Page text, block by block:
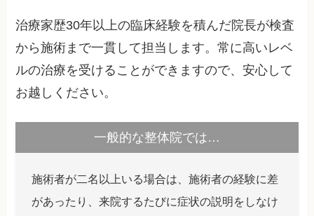
治療家歴30年以上の臨床経験を積んだ院長が検査
から施術まで一貫して担当します。常に高いレベ
ルの治療を受けることができますので、安心して
お越しください。
一般的な整体院では…
施術者が二名以上いる場合は、施術者の経験に差
があったり、来院するたびに症状の説明をしなけ